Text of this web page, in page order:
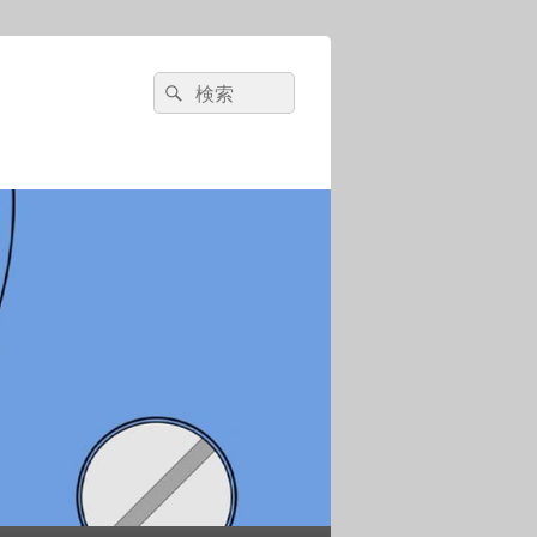
検
索:
検
索